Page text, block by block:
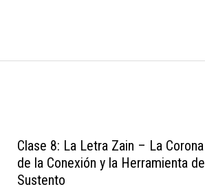
Clase 8: La Letra Zain – La Corona
de la Conexión y la Herramienta de
Sustento